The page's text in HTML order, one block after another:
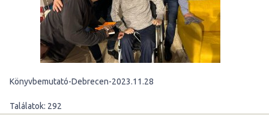
Könyvbemutató-Debrecen-2023.11.28
Találatok: 292